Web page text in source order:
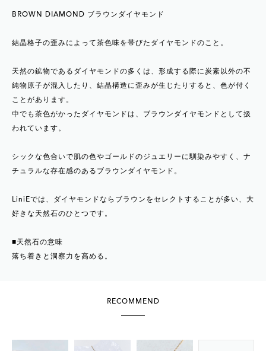
BROWN DIAMOND ブラウンダイヤモンド
結晶格子の歪みによって茶色味を帯びたダイヤモンドのこと。
天然の鉱物であるダイヤモンドの多くは、形成する際に炭素以外の不
純物原子が混入したり、結晶構造に歪みが生じたりすると、色が付く
ことがあります。
中でも茶色がかったダイヤモンドは、ブラウンダイヤモンドとして扱
われています。
シックな色合いで肌の色やゴールドのジュエリーに馴染みやすく、ナ
チュラルな存在感のあるブラウンダイヤモンド。
LiniEでは、ダイヤモンドならブラウンをセレクトすることが多い、大
好きな天然石のひとつです。
■天然石の意味
落ち着きと洞察力を高める。
RECOMMEND